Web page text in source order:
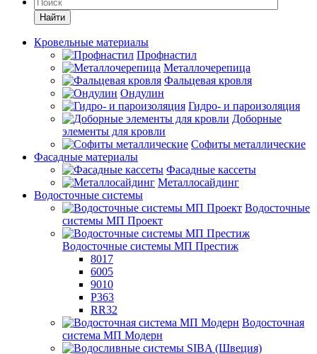
Найти
Кровельные материалы
Профнастил
Металлочерепица
Фальцевая кровля
Ондулин
Гидро- и пароизоляция
Доборные
элементы для кровли
Софиты металлические
Фасадные материалы
Фасадные кассеты
Металлосайдинг
Водосточные системы
Водосточные
системы МП Проект
Водосточные системы МП Престиж
8017
6005
9010
P363
RR32
Водосточная
система МП Модерн